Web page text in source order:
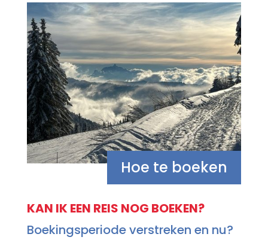
Hoe te boeken
KAN IK EEN REIS NOG BOEKEN?
Boekingsperiode verstreken en nu?